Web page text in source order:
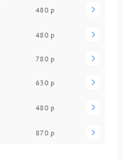
480 р
480 р
780 р
630 р
480 р
870 р